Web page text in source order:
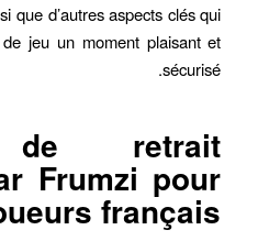
que d’autres aspects clés qui
jeu un moment plaisant et
sécurisé.
de retrait
Frumzi pour
français